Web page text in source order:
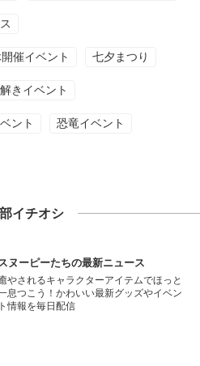
催イベント 七夕まつり
きイベント
ント 恐竜イベント
イチオシ
ヌーピーたちの最新ニュース
やされるキャラクターアイテムでほっと
息つこう！かわいい最新グッズやイベン
ト情報を毎日配信